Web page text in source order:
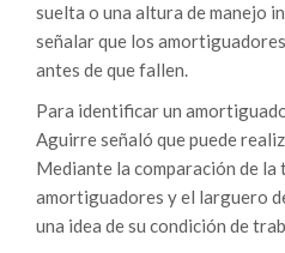
suelta o una altura de manejo
señalar que los
antes de que fallen.
Para identificar un
Aguirre señaló que puede
Mediante la comparación de la
amortiguadores y el larguero
una idea de su condición de